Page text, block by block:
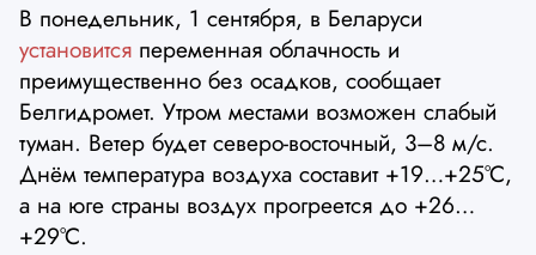
В понедельник, 1 сентября, в Беларуси
установится переменная облачность и
преимущественно без осадков, сообщает
Белгидромет. Утром местами возможен слабый
туман. Ветер будет северо-восточный, 3–8 м/с.
Днём температура воздуха составит +19…+25°С,
а на юге страны воздух прогреется до +26…
+29°С.